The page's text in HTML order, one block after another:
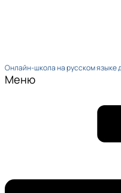
Онлайн-школа на русском языке
Меню